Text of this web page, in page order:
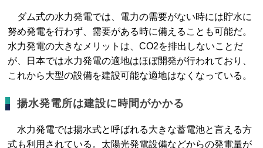
ダム式の水力発電では、電力の需要がない時には貯水に
努め発電を行わず、需要がある時に備えることも可能だ。
水力発電の大きなメリットは、CO2を排出しないことだ
が、日本では水力発電の適地はほぼ開発が行われており、
これから大型の設備を建設可能な適地はなくなっている。
揚水発電所は建設に時間がかかる
水力発電では揚水式と呼ばれる大きな蓄電池と言える方
式も利用されている。太陽光発電設備などからの発電量が